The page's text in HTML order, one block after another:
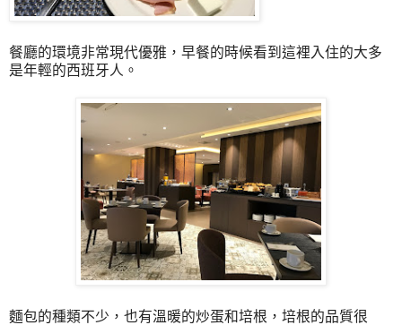
餐廳的環境非常現代優雅，早餐的時候看到這裡入住的大多
是年輕的西班牙人。
麵包的種類不少，也有溫暖的炒蛋和培根，培根的品質很